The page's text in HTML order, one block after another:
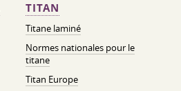
TITAN
Titane laminé
Normes nationales pour le
titane
Titan Europe